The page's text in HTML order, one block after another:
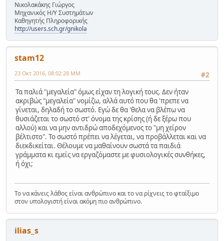
Νικολακάκης Γιώργος
Μηχανικός Η/Υ Συστημάτων
Καθηγητής Πληροφορικής
http://users.sch.gr/gnikola
stam12
#2
23 Οκτ 2016, 08:02:28 ΜΜ
Τα παλιά "μεγαλεία" όμως είχαν τη λογική τους. Δεν ήταν
ακριβώς "μεγαλεία" νομίζω, αλλά αυτό που θα 'πρεπε να
γίνεται, δηλαδή το σωστό. Εγώ δε θα 'θελα να βλέπω να
θυσιάζεται το σωστό στ' όνομα της κρίσης (ή δε ξέρω που
αλλού) και να μην αντιδρώ αποδεχόμενος το "μη χείρον
βέλτιστο". Το σωστό πρέπει να λέγεται, να προβάλλεται και να
διεκδικείται. Θέλουμε να μαθαίνουν σωστά τα παιδιά
γράμματα κι εμείς να εργαζόμαστε με φυσιολογικές συνθήκες,
ή όχι;
Το να κάνεις λάθος είναι ανθρώπινο και το να ρίχνεις το φταίξιμο
στον υπολογιστή είναι ακόμη πιο ανθρώπινο.
ilias_s